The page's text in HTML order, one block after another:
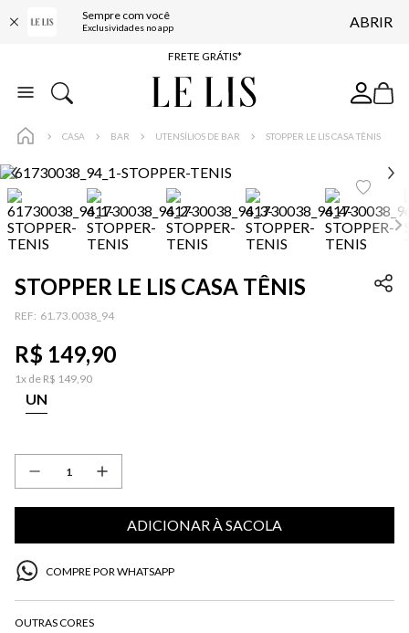
Sempre com você
Exclusividades no app ABRIR
ENTREGA EXPRESSA*
FRETE GRÁTIS*
BAIXE O APP
CASA BAR UTENSÍLIOS DE BAR STOPPER LE LIS CASA TÊNIS
STOPPER LE LIS CASA TÊNIS
: 61.73.0038_94
R$ 149,90
1x de R$ 149,90
UN
ADICIONAR À SACOLA
COMPRE POR WHATSAPP